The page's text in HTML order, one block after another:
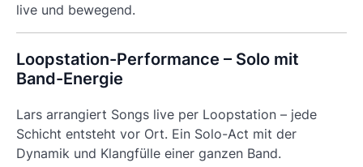
live und bewegend.
Loopstation-Performance – Solo mit
Band-Energie
Lars arrangiert Songs live per Loopstation – jede
Schicht entsteht vor Ort. Ein Solo-Act mit der
Dynamik und Klangfülle einer ganzen Band.